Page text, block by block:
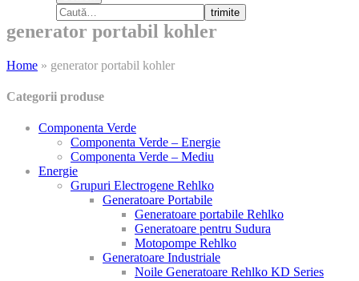
trimite
generator portabil kohler
Home » generator portabil kohler
Categorii produse
Componenta Verde
Componenta Verde – Energie
Componenta Verde – Mediu
Energie
Grupuri Electrogene Rehlko
Generatoare Portabile
Generatoare portabile Rehlko
Generatoare pentru Sudura
Motopompe Rehlko
Generatoare Industriale
Noile Generatoare Rehlko KD Series